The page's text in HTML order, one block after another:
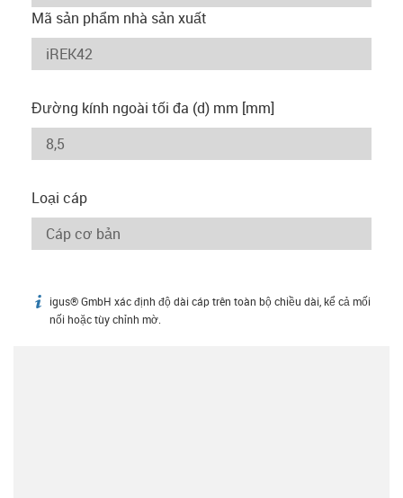
Mã sản phẩm nhà sản xuất
Đường kính ngoài tối đa (d) mm [mm]
Loại cáp
igus-icon-info
igus® GmbH xác định độ dài cáp trên toàn bộ chiều dài, kể cả mối
nối hoặc tùy chỉnh mờ.